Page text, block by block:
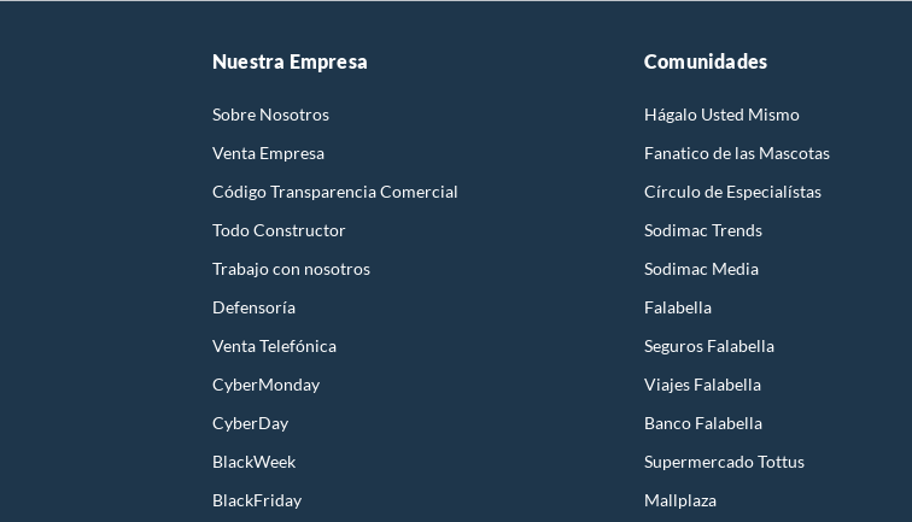
Nuestra Empresa
Sobre Nosotros
Venta Empresa
Código Transparencia Comercial
Todo Constructor
Trabajo con nosotros
Defensoría
Venta Telefónica
CyberMonday
CyberDay
BlackWeek
BlackFriday
Comunidades
Hágalo Usted Mismo
Fanatico de las Mascotas
Círculo de Especialístas
Sodimac Trends
Sodimac Media
Falabella
Seguros Falabella
Viajes Falabella
Banco Falabella
Supermercado Tottus
Mallplaza